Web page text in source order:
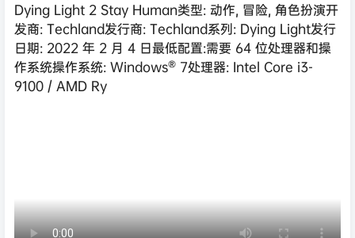
Dying Light 2 Stay Human类型: 动作, 冒险, 角色扮演开
发商: Techland发行商: Techland系列: Dying Light发行
日期: 2022 年 2 月 4 日最低配置:需要 64 位处理器和操
作系统操作系统: Windows® 7处理器: Intel Core i3-
9100 / AMD Ry